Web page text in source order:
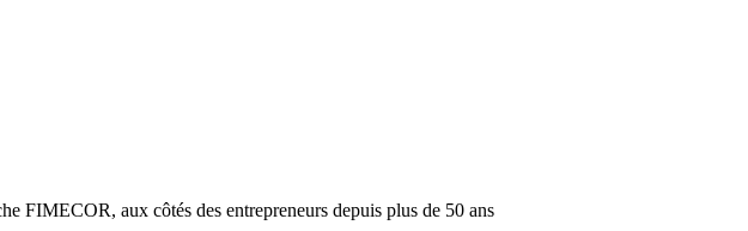
FIMECOR, aux côtés des entrepreneurs depuis plus de 50 ans